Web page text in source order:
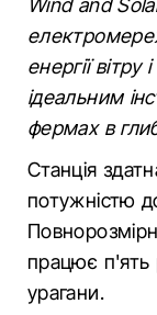
Wind and
енергії
ідеальним
фермах в
Станція
потужністю
працює п'ять
урагани.